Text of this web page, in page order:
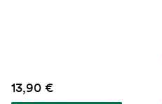
13,90 €